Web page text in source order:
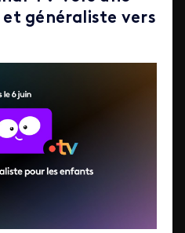
généraliste vers